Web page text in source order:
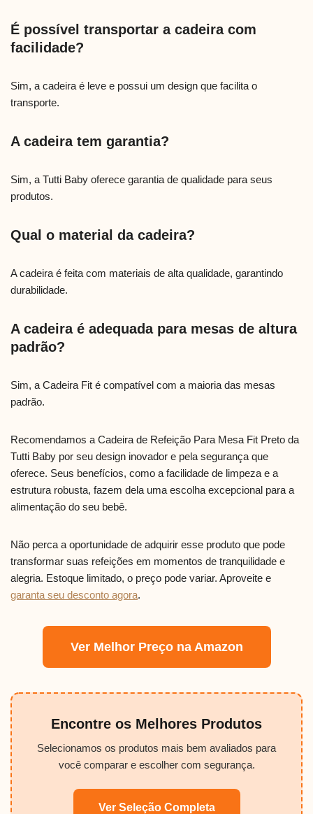
É possível transportar a cadeira com
facilidade?
Sim, a cadeira é leve e possui um design que facilita o
transporte.
A cadeira tem garantia?
Sim, a Tutti Baby oferece garantia de qualidade para seus
produtos.
Qual o material da cadeira?
A cadeira é feita com materiais de alta qualidade, garantindo
durabilidade.
A cadeira é adequada para mesas de altura
padrão?
Sim, a Cadeira Fit é compatível com a maioria das mesas
padrão.
Recomendamos a Cadeira de Refeição Para Mesa Fit Preto da
Tutti Baby por seu design inovador e pela segurança que
oferece. Seus benefícios, como a facilidade de limpeza e a
estrutura robusta, fazem dela uma escolha excepcional para a
alimentação do seu bebê.
Não perca a oportunidade de adquirir esse produto que pode
transformar suas refeições em momentos de tranquilidade e
alegria. Estoque limitado, o preço pode variar. Aproveite e
garanta seu desconto agora.
Ver Melhor Preço na Amazon
Encontre os Melhores Produtos
Selecionamos os produtos mais bem avaliados para
você comparar e escolher com segurança.
Ver Seleção Completa